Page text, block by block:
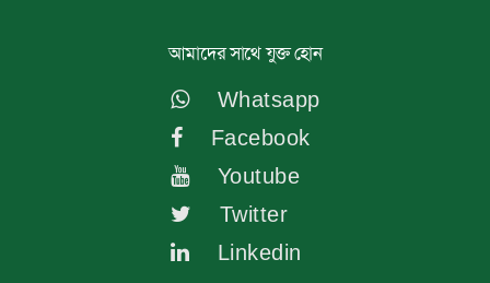
আমাদের সাথে যুক্ত হোন
Whatsapp
Facebook
Youtube
Twitter
Linkedin